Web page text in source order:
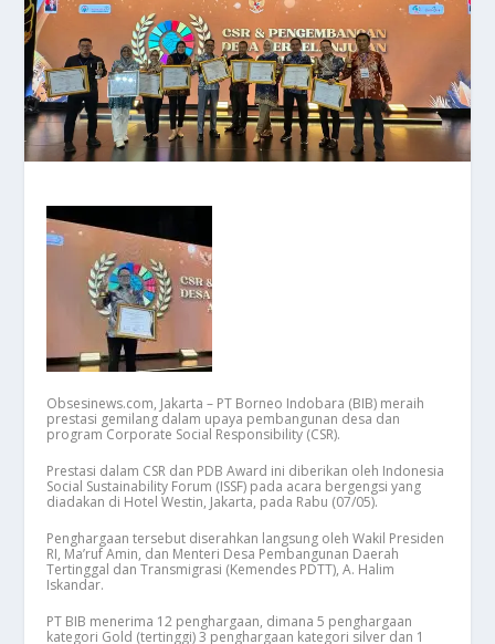
Obsesinews.com, Jakarta – PT Borneo Indobara (BIB) meraih
prestasi gemilang dalam upaya pembangunan desa dan
program Corporate Social Responsibility (CSR).
Prestasi dalam CSR dan PDB Award ini diberikan oleh Indonesia
Social Sustainability Forum (ISSF) pada acara bergengsi yang
diadakan di Hotel Westin, Jakarta, pada Rabu (07/05).
Penghargaan tersebut diserahkan langsung oleh Wakil Presiden
RI, Ma’ruf Amin, dan Menteri Desa Pembangunan Daerah
Tertinggal dan Transmigrasi (Kemendes PDTT), A. Halim
Iskandar.
PT BIB menerima 12 penghargaan, dimana 5 penghargaan
kategori Gold (tertinggi) 3 penghargaan kategori silver dan 1